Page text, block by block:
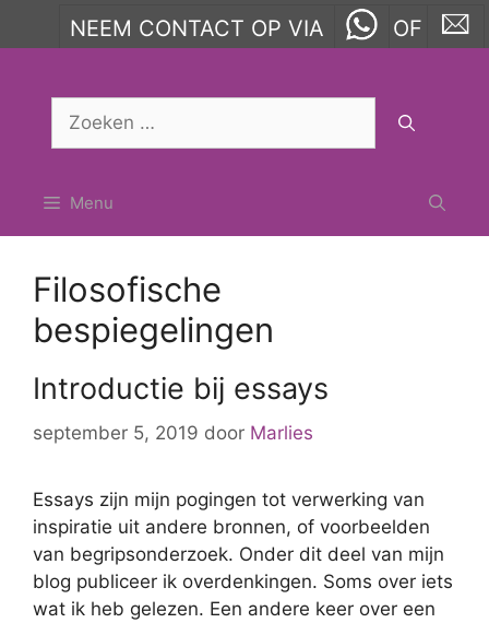
NEEM CONTACT OP VIA OF
Zoek
Menu
Filosofische
bespiegelingen
Introductie bij essays
september 5, 2019 door Marlies
Essays zijn mijn pogingen tot verwerking van
inspiratie uit andere bronnen, of voorbeelden
van begripsonderzoek. Onder dit deel van mijn
blog publiceer ik overdenkingen. Soms over iets
wat ik heb gelezen. Een andere keer over een